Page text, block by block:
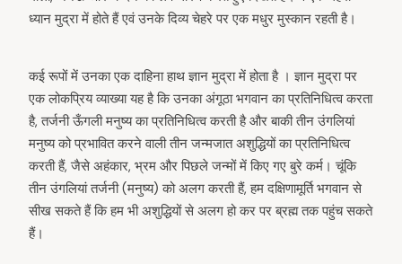
ध्यान मुद्रा में होते हैं एवं उनके दिव्य चेहरे पर एक मधुर मुस्कान रहती है।
कई रूपों में उनका एक दाहिना हाथ ज्ञान मुद्रा में होता है । ज्ञान मुद्रा पर
एक लोकप्रिय व्याख्या यह है कि उनका अंगूठा भगवान का प्रतिनिधित्व करता
है, तर्जनी ऊँगली मनुष्य का प्रतिनिधित्व करती है और बाकी तीन उंगलियां
मनुष्य को प्रभावित करने वाली तीन जन्मजात अशुद्धियों का प्रतिनिधित्व
करती हैं, जैसे अहंकार, भ्रम और पिछले जन्मों में किए गए बुरे कर्म। चूंकि
तीन उंगलियां तर्जनी (मनुष्य) को अलग करती हैं, हम दक्षिणामूर्ति भगवान से
सीख सकते हैं कि हम भी अशुद्धियों से अलग हो कर पर ब्रह्म तक पहुंच सकते
हैं।